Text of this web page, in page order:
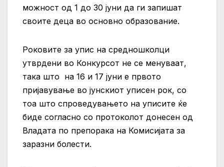
можност од 1 до 30 јуни да ги запишат
своите деца во основно образование.
Роковите за упис на средношколци
утврдени во Конкурсот не се менуваат,
така што на 16 и 17 јуни е првото
пријавување во јунскиот уписен рок, со
тоа што спроведувањето на уписите ќе
биде согласно со протоколот донесен од
Владата по препорака на Комисијата за
заразни болести.